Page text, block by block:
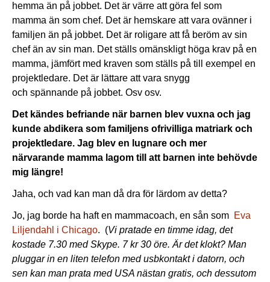
hemma än på jobbet. Det är värre att göra fel som
mamma än som chef. Det är hemskare att vara ovänner i
familjen än på jobbet. Det är roligare att få beröm av sin
chef än av sin man. Det ställs omänskligt höga krav på en
mamma, jämfört med kraven som ställs på till exempel en
projektledare. Det är lättare att vara snygg
och spännande på jobbet. Osv osv.
Det kändes befriande när barnen blev vuxna och jag
kunde abdikera som familjens ofrivilliga matriark och
projektledare. Jag blev en lugnare och mer
närvarande mamma lagom till att barnen inte behövde
mig längre!
Jaha, och vad kan man då dra för lärdom av detta?
Jo, jag borde ha haft en mammacoach, en sån som Eva
Liljendahl i Chicago. (Vi pratade en timme idag, det
kostade 7.30 med Skype. 7 kr 30 öre. Är det klokt? Man
pluggar in en liten telefon med usbkontakt i datorn, och
sen kan man prata med USA nästan gratis, och dessutom